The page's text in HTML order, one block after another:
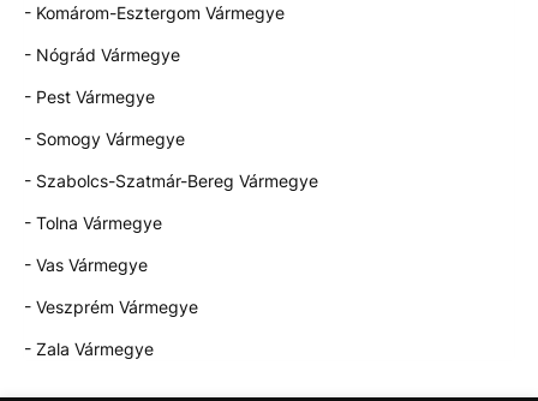
- Komárom-Esztergom Vármegye
- Nógrád Vármegye
- Pest Vármegye
- Somogy Vármegye
- Szabolcs-Szatmár-Bereg Vármegye
- Tolna Vármegye
- Vas Vármegye
- Veszprém Vármegye
- Zala Vármegye